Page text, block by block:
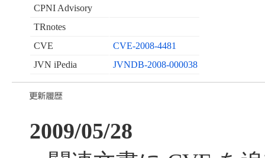
CPNI Advisory
TRnotes
CVE
CVE-2008-4481
JVN iPedia
JVNDB-2008-000038
2009/05/28